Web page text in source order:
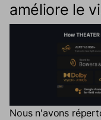
améliore le
Nous n'avons